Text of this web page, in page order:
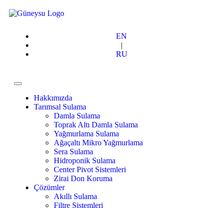
EN
|
RU
Hakkımızda
Tarımsal Sulama
Damla Sulama
Toprak Altı Damla Sulama
Yağmurlama Sulama
Ağaçaltı Mikro Yağmurlama
Sera Sulama
Hidroponik Sulama
Center Pivot Sistemleri
Zirai Don Koruma
Çözümler
Akıllı Sulama
Filtre Sistemleri